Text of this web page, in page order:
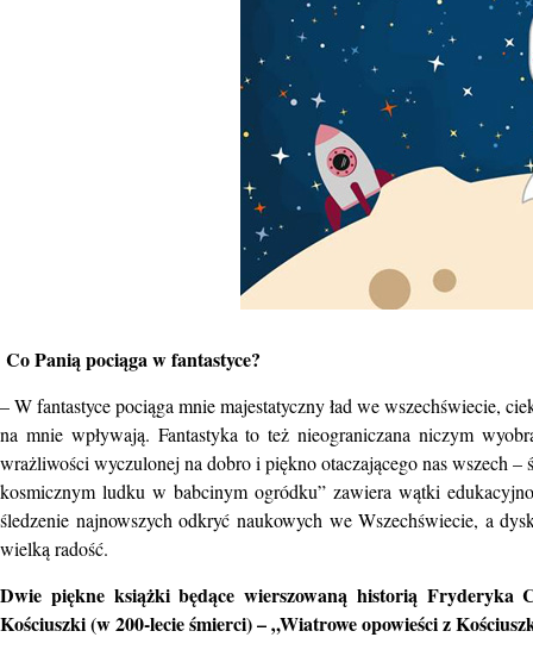
Co Panią pociąga w fantastyce?
– W fantastyce pociąga mnie majestatyczny ład we wszechświecie,
na mnie wpływają. Fantastyka to też nieograniczana niczym
wrażliwości wyczulonej na dobro i piękno otaczającego nas wszech
kosmicznym ludku w babcinym ogródku” zawiera wątki
śledzenie najnowszych odkryć naukowych we Wszechświecie, a
wielką radość.
Dwie piękne książki będące wierszowaną historią
Kościuszki (w 200-lecie śmierci) – „Wiatrowe opowieści z